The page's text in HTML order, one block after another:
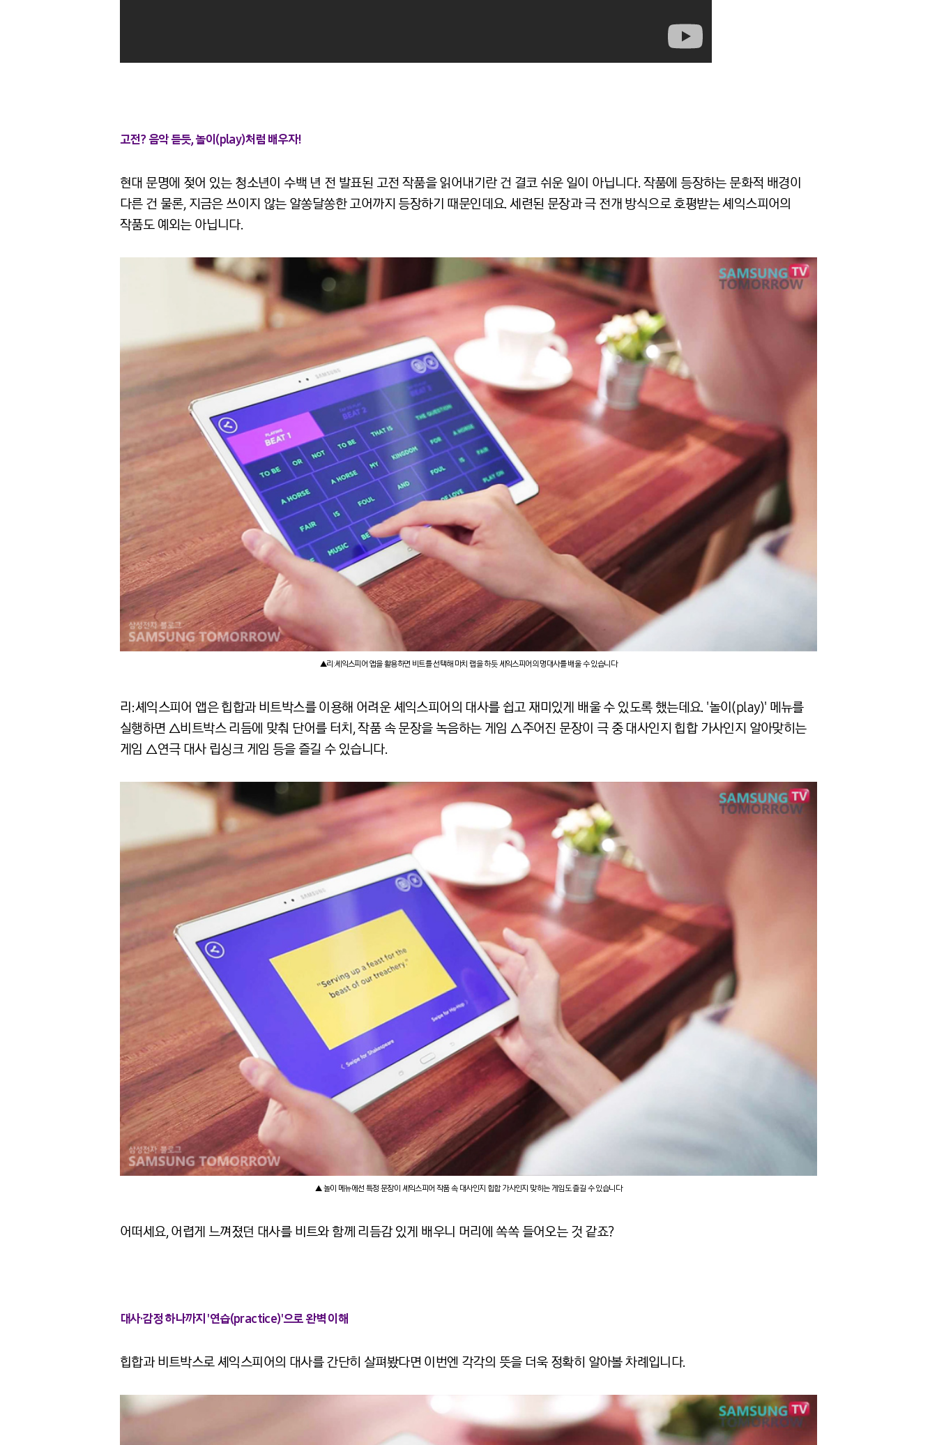
고전? 음악 듣듯, 놀이(play)처럼 배우자!
현대 문명에 젖어 있는 청소년이 수백 년 전 발표된 고전 작품을 읽어내기란 건 결코 쉬운 일이 아닙니다. 작품에 등장하는 문화적 배경이
다른 건 물론, 지금은 쓰이지 않는 알쏭달쏭한 고어까지 등장하기 때문인데요. 세련된 문장과 극 전개 방식으로 호평받는 셰익스피어의
작품도 예외는 아닙니다.
▲리:셰익스피어 앱을 활용하면 비트를 선택해 마치 랩을 하듯 셰익스피어의 명대사를 배울 수 있습니다
리:셰익스피어 앱은 힙합과 비트박스를 이용해 어려운 셰익스피어의 대사를 쉽고 재미있게 배울 수 있도록 했는데요. '놀이(play)' 메뉴를
실행하면 △비트박스 리듬에 맞춰 단어를 터치, 작품 속 문장을 녹음하는 게임 △주어진 문장이 극 중 대사인지 힙합 가사인지 알아맞히는
게임 △연극 대사 립싱크 게임 등을 즐길 수 있습니다.
▲ 놀이 메뉴에선 특정 문장이 셰익스피어 작품 속 대사인지 힙합 가사인지 맞히는 게임도 즐길 수 있습니다
어떠세요, 어렵게 느껴졌던 대사를 비트와 함께 리듬감 있게 배우니 머리에 쏙쏙 들어오는 것 같죠?
대사·감정 하나까지 '연습(practice)'으로 완벽 이해
힙합과 비트박스로 셰익스피어의 대사를 간단히 살펴봤다면 이번엔 각각의 뜻을 더욱 정확히 알아볼 차례입니다.